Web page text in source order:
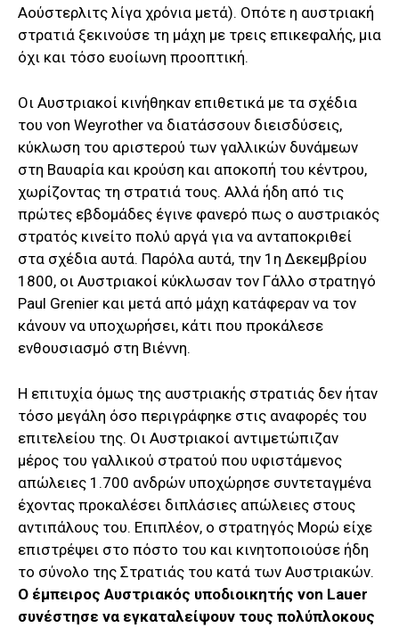
Αούστερλιτς λίγα χρόνια μετά). Οπότε η αυστριακή
στρατιά ξεκινούσε τη μάχη με τρεις επικεφαλής, μια
όχι και τόσο ευοίωνη προοπτική.
Οι Αυστριακοί κινήθηκαν επιθετικά με τα σχέδια
του von Weyrother να διατάσσουν διεισδύσεις,
κύκλωση του αριστερού των γαλλικών δυνάμεων
στη Βαυαρία και κρούση και αποκοπή του κέντρου,
χωρίζοντας τη στρατιά τους. Αλλά ήδη από τις
πρώτες εβδομάδες έγινε φανερό πως ο αυστριακός
στρατός κινείτο πολύ αργά για να ανταποκριθεί
στα σχέδια αυτά. Παρόλα αυτά, την 1η Δεκεμβρίου
1800, οι Αυστριακοί κύκλωσαν τον Γάλλο στρατηγό
Paul Grenier και μετά από μάχη κατάφεραν να τον
κάνουν να υποχωρήσει, κάτι που προκάλεσε
ενθουσιασμό στη Βιέννη.
Η επιτυχία όμως της αυστριακής στρατιάς δεν ήταν
τόσο μεγάλη όσο περιγράφηκε στις αναφορές του
επιτελείου της. Οι Αυστριακοί αντιμετώπιζαν
μέρος του γαλλικού στρατού που υφιστάμενος
απώλειες 1.700 ανδρών υποχώρησε συντεταγμένα
έχοντας προκαλέσει διπλάσιες απώλειες στους
αντιπάλους του. Επιπλέον, ο στρατηγός Μορώ είχε
επιστρέψει στο πόστο του και κινητοποιούσε ήδη
το σύνολο της Στρατιάς του κατά των Αυστριακών.
Ο έμπειρος Αυστριακός υποδιοικητής von Lauer
συνέστησε να εγκαταλείψουν τους πολύπλοκους